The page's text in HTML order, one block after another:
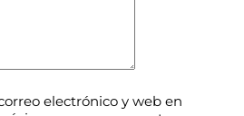
electrónico y web en